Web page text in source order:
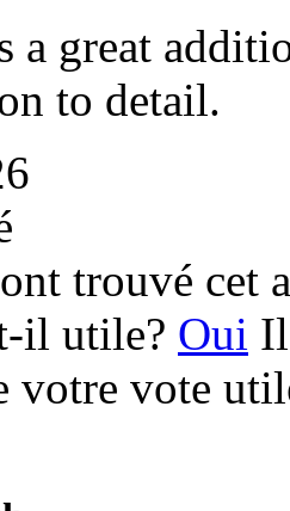
a great
to detail.
trouvé cet
il utile? Oui
votre vote